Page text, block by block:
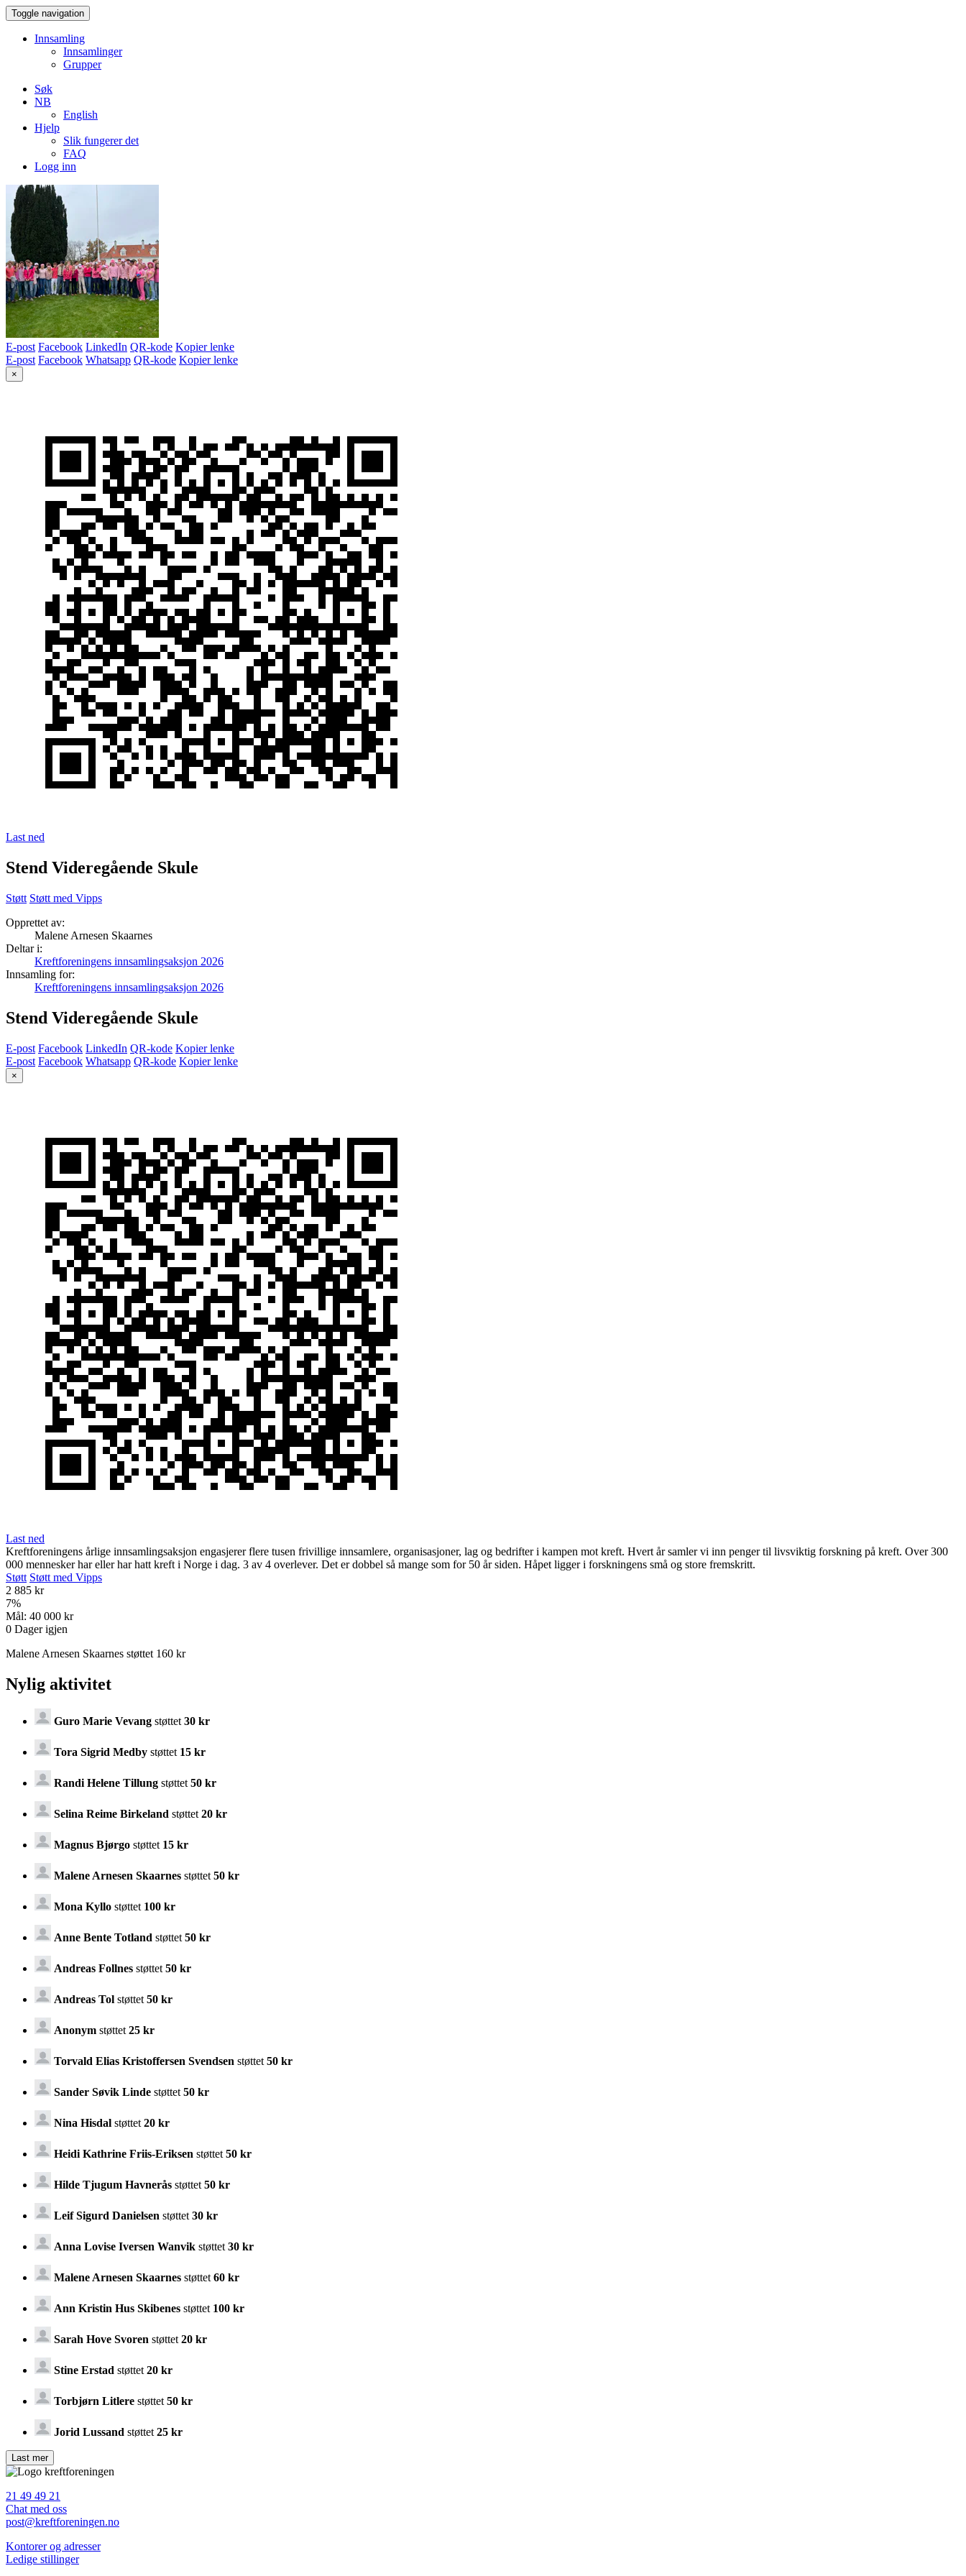
Toggle navigation
Innsamling
Innsamlinger
Grupper
Søk
NB
English
Hjelp
Slik fungerer det
FAQ
Logg inn
E-post Facebook LinkedIn QR-kode Kopier lenke
E-post Facebook Whatsapp QR-kode Kopier lenke
×
Last ned
Stend Videregående Skule
Støtt Støtt med Vipps
Opprettet av:
Malene Arnesen Skaarnes
Deltar i:
Kreftforeningens innsamlingsaksjon 2026
Innsamling for:
Kreftforeningens innsamlingsaksjon 2026
Stend Videregående Skule
E-post Facebook LinkedIn QR-kode Kopier lenke
E-post Facebook Whatsapp QR-kode Kopier lenke
×
Last ned
Kreftforeningens årlige innsamlingsaksjon engasjerer flere tusen frivillige innsamlere, organisasjoner, lag og bedrifter i kampen mot kreft. Hvert år samler vi inn penger til livsviktig forskning på kreft. Over 300
000 mennesker har eller har hatt kreft i Norge i dag. 3 av 4 overlever. Det er dobbel så mange som for 50 år siden. Håpet ligger i forskningens små og store fremskritt.
Støtt Støtt med Vipps
2 885 kr
7%
Mål: 40 000 kr
0 Dager igjen
Malene Arnesen Skaarnes støttet 160 kr
Nylig aktivitet
Guro Marie Vevang støttet 30 kr
Tora Sigrid Medby støttet 15 kr
Randi Helene Tillung støttet 50 kr
Selina Reime Birkeland støttet 20 kr
Magnus Bjørgo støttet 15 kr
Malene Arnesen Skaarnes støttet 50 kr
Mona Kyllo støttet 100 kr
Anne Bente Totland støttet 50 kr
Andreas Follnes støttet 50 kr
Andreas Tol støttet 50 kr
Anonym støttet 25 kr
Torvald Elias Kristoffersen Svendsen støttet 50 kr
Sander Søvik Linde støttet 50 kr
Nina Hisdal støttet 20 kr
Heidi Kathrine Friis-Eriksen støttet 50 kr
Hilde Tjugum Havnerås støttet 50 kr
Leif Sigurd Danielsen støttet 30 kr
Anna Lovise Iversen Wanvik støttet 30 kr
Malene Arnesen Skaarnes støttet 60 kr
Ann Kristin Hus Skibenes støttet 100 kr
Sarah Hove Svoren støttet 20 kr
Stine Erstad støttet 20 kr
Torbjørn Litlere støttet 50 kr
Jorid Lussand støttet 25 kr
21 49 49 21
Chat med oss
post@kreftforeningen.no
Kontorer og adresser
Ledige stillinger